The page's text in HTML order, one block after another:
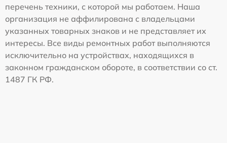
перечень техники, с которой мы работаем. Наша
организация не аффилирована с владельцами
указанных товарных знаков и не представляет их
интересы. Все виды ремонтных работ выполняются
исключительно на устройствах, находящихся в
законном гражданском обороте, в соответствии со ст.
1487 ГК РФ.